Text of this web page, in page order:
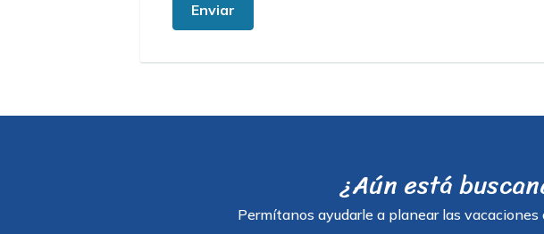
Enviar
¿Aún está
Permítanos ayudarle a planear las